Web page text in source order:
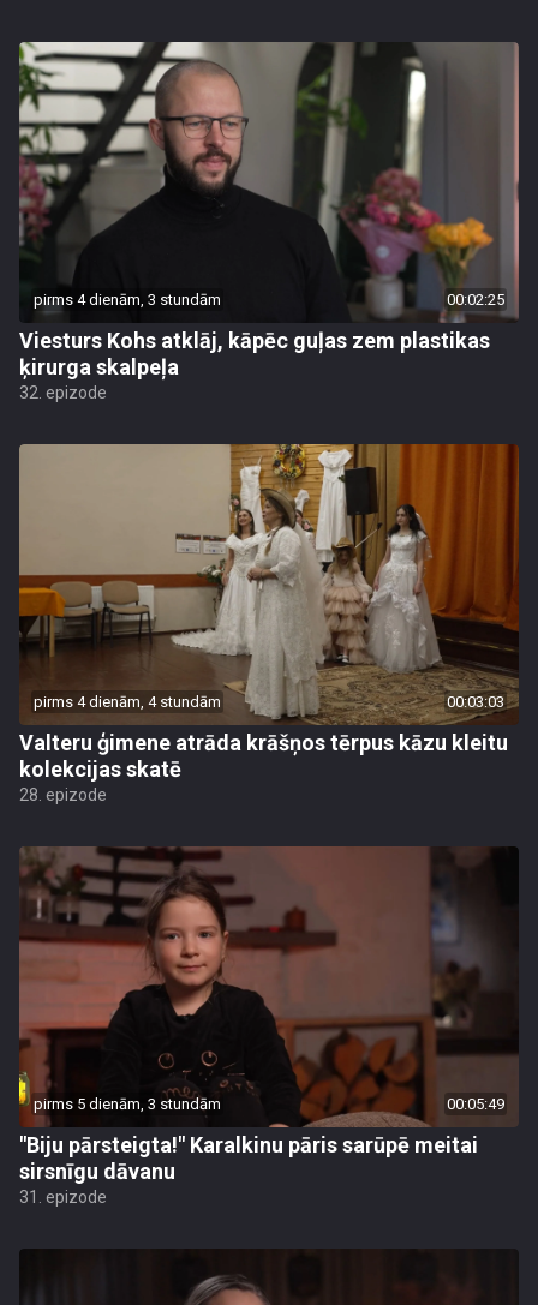
pirms 4 dienām, 3 stundām 00:02:25
Viesturs Kohs atklāj, kāpēc guļas zem plastikas
ķirurga skalpeļa
32. epizode
pirms 4 dienām, 4 stundām 00:03:03
Valteru ģimene atrāda krāšņos tērpus kāzu kleitu
kolekcijas skatē
28. epizode
pirms 5 dienām, 3 stundām 00:05:49
"Biju pārsteigta!" Karalkinu pāris sarūpē meitai
sirsnīgu dāvanu
31. epizode